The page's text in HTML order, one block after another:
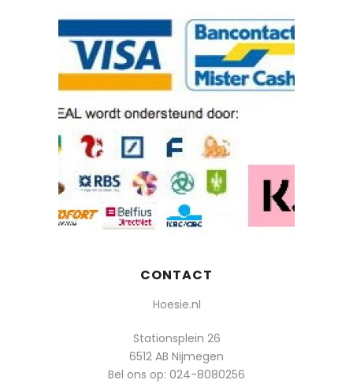
CONTACT
Hoesie.nl
Stationsplein 26
6512 AB Nijmegen
Bel ons op: 024-8080256